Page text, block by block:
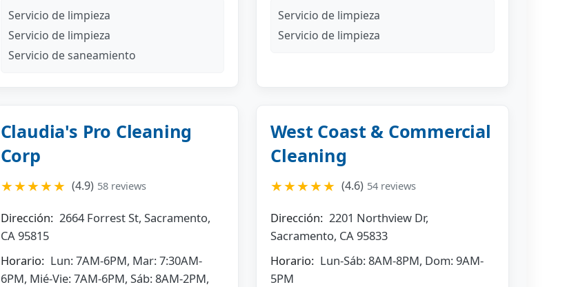
Servicio de limpieza
Servicio de limpieza
Servicio de saneamiento
Servicio de limpieza
Servicio de limpieza
Claudia's Pro Cleaning
Corp
★★★★★ (4.9) 58 reviews
Dirección: 2664 Forrest St, Sacramento,
CA 95815
Horario: Lun: 7AM-6PM, Mar: 7:30AM-
6PM, Mié-Vie: 7AM-6PM, Sáb: 8AM-2PM,
West Coast & Commercial
Cleaning
★★★★★ (4.6) 54 reviews
Dirección: 2201 Northview Dr,
Sacramento, CA 95833
Horario: Lun-Sáb: 8AM-8PM, Dom: 9AM-
5PM